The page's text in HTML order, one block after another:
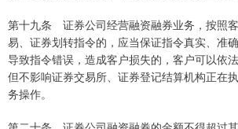
第十九条 证券公司经营融资融券业务，按照
易、证券划转指令的，应当保证指令真实、准
导致指令错误，造成客户损失的，客户可以依
但不影响证券交易所、证券登记结算机构正在
务操作。